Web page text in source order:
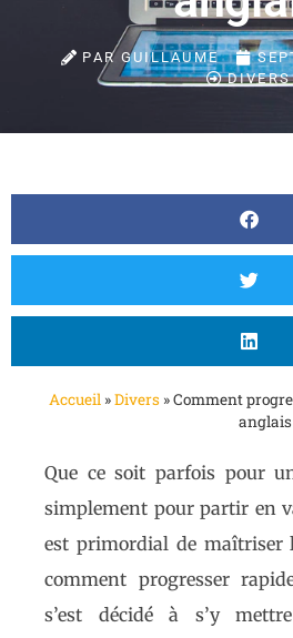
PARGUILLAUME
DIVERS
Accueil »Divers »Comment
anglais
Que ce soit parfois pour
simplement pour partir en
est primordial de maîtriser
comment progresser
s’est décidé à s’y